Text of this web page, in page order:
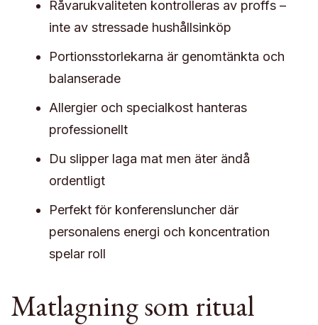
Råvarukvaliteten kontrolleras av proffs –
inte av stressade hushållsinköp
Portionsstorlekarna är genomtänkta och
balanserade
Allergier och specialkost hanteras
professionellt
Du slipper laga mat men äter ändå
ordentligt
Perfekt för konferensluncher där
personalens energi och koncentration
spelar roll
Matlagning som ritual